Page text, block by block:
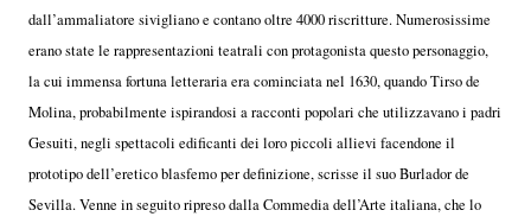
dall’ammaliatore sivigliano e contano oltre 4000 riscritture. Numerosissime
erano state le rappresentazioni teatrali con protagonista questo personaggio,
la cui immensa fortuna letteraria era cominciata nel 1630, quando Tirso de
Molina, probabilmente ispirandosi a racconti popolari che utilizzavano i padri
Gesuiti, negli spettacoli edificanti dei loro piccoli allievi facendone il
prototipo dell’eretico blasfemo per definizione, scrisse il suo Burlador de
Sevilla. Venne in seguito ripreso dalla Commedia dell’Arte italiana, che lo